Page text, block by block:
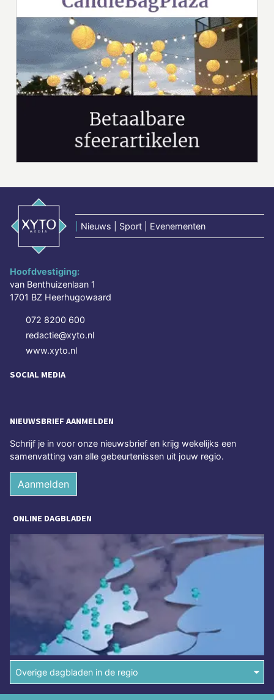
Nieuws | Sport | Evenementen
Hoofdvestiging:
van Benthuizenlaan 1
1701 BZ Heerhugowaard
072 8200 600
redactie@xyto.nl
www.xyto.nl
SOCIAL MEDIA
NIEUWSBRIEF AANMELDEN
Schrijf je in voor onze nieuwsbrief en krijg wekelijks een
samenvatting van alle gebeurtenissen uit jouw regio.
Aanmelden
ONLINE DAGBLADEN
Overige dagbladen in de regio